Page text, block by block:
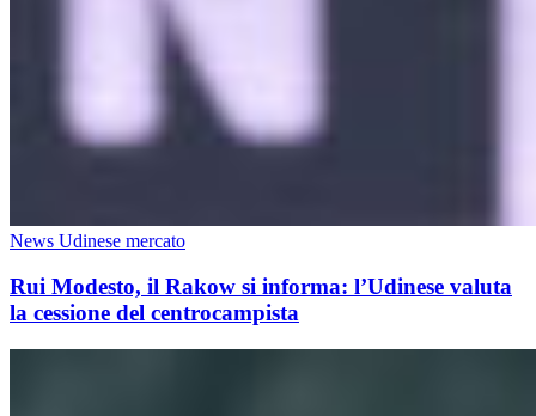
News Udinese mercato
Rui Modesto, il Rakow si informa: l’Udinese valuta
la cessione del centrocampista